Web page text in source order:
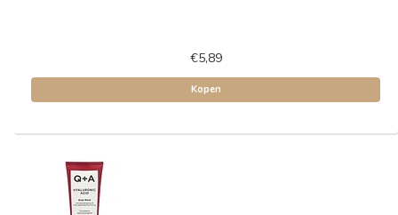
€5,89
Kopen